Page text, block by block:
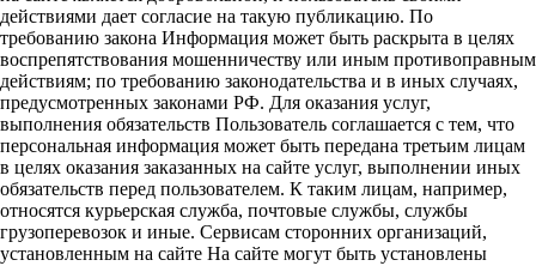
действиями дает согласие на такую публикацию. По
требованию закона Информация может быть раскрыта в целях
воспрепятствования мошенничеству или иным противоправным
действиям; по требованию законодательства и в иных случаях,
предусмотренных законами РФ. Для оказания услуг,
выполнения обязательств Пользователь соглашается с тем, что
персональная информация может быть передана третьим лицам
в целях оказания заказанных на сайте услуг, выполнении иных
обязательств перед пользователем. К таким лицам, например,
относятся курьерская служба, почтовые службы, службы
грузоперевозок и иные. Сервисам сторонних организаций,
установленным на сайте На сайте могут быть установлены